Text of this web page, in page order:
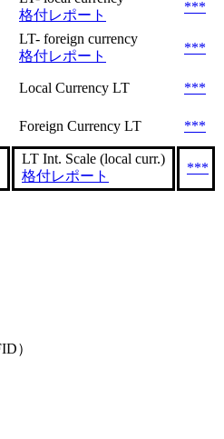
格付レポート
***
LT- foreign currency
格付レポート
***
Local Currency LT
***
Foreign Currency LT ***
LT Int. Scale (local curr.)
格付レポート
***
）